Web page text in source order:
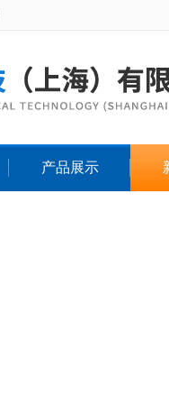
产品展示